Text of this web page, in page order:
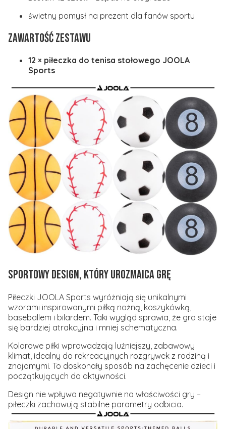
świetny pomysł na prezent dla fanów sportu
Zawartość zestawu
12 × piłeczka do tenisa stołowego JOOLA
Sports
Sportowy design, który urozmaica grę
Piłeczki JOOLA Sports wyróżniają się unikalnymi
wzorami inspirowanymi piłką nożną, koszykówką,
baseballem i bilardem. Taki wygląd sprawia, że gra staje
się bardziej atrakcyjna i mniej schematyczna.
Kolorowe piłki wprowadzają luźniejszy, zabawowy
klimat, idealny do rekreacyjnych rozgrywek z rodziną i
znajomymi. To doskonały sposób na zachęcenie dzieci i
początkujących do aktywności.
Design nie wpływa negatywnie na właściwości gry –
piłeczki zachowują stabilne parametry odbicia.